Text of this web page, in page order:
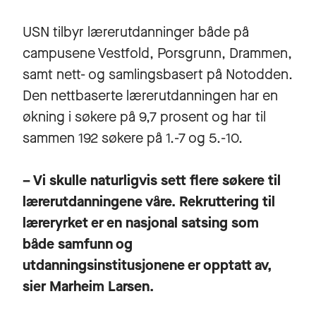
USN tilbyr lærerutdanninger både på
campusene Vestfold, Porsgrunn, Drammen,
samt nett- og samlingsbasert på Notodden.
Den nettbaserte lærerutdanningen har en
økning i søkere på 9,7 prosent og har til
sammen 192 søkere på 1.-7 og 5.-10.
– Vi skulle naturligvis sett flere søkere til
lærerutdanningene våre. Rekruttering til
læreryrket er en nasjonal satsing som
både samfunn og
utdanningsinstitusjonene er opptatt av,
sier Marheim Larsen.